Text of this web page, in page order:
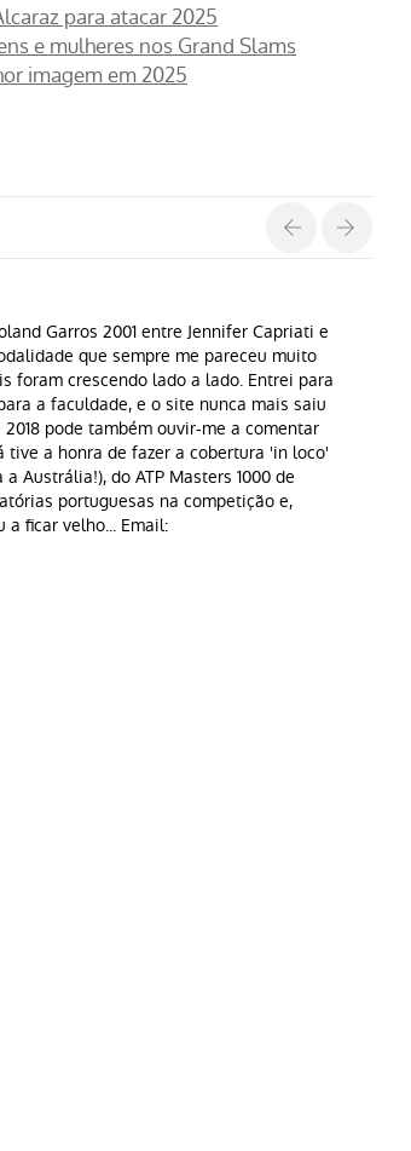
para atacar 2025
e mulheres nos Grand Slams
imagem em 2025
Garros 2001 entre Jennifer Capriati e
que sempre me pareceu muito
foram crescendo lado a lado. Entrei para
a faculdade, e o site nunca mais saiu
pode também ouvir-me a comentar
tive a honra de fazer a cobertura 'in loco'
Austrália!), do ATP Masters 1000 de
portuguesas na competição e,
a ficar velho... Email: